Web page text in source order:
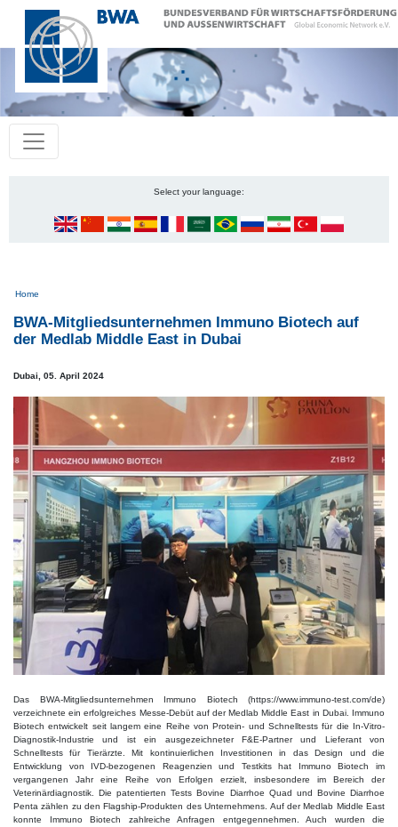
Select your language:
Pfadnavigation
Home
BWA-Mitgliedsunternehmen Immuno Biotech auf
der Medlab Middle East in Dubai
Dubai, 05. April 2024
Das BWA-Mitgliedsunternehmen Immuno Biotech (https://www.immuno-test.com/de)
verzeichnete ein erfolgreiches Messe-Debüt auf der Medlab Middle East in Dubai. Immuno
Biotech entwickelt seit langem eine Reihe von Protein- und Schnelltests für die In-Vitro-
Diagnostik-Industrie und ist ein ausgezeichneter F&E-Partner und Lieferant von
Schnelltests für Tierärzte. Mit kontinuierlichen Investitionen in das Design und die
Entwicklung von IVD-bezogenen Reagenzien und Testkits hat Immuno Biotech im
vergangenen Jahr eine Reihe von Erfolgen erzielt, insbesondere im Bereich der
Veterinärdiagnostik. Die patentierten Tests Bovine Diarrhoe Quad und Bovine Diarrhoe
Penta zählen zu den Flagship-Produkten des Unternehmens. Auf der Medlab Middle East
konnte Immuno Biotech zahlreiche Anfragen entgegennehmen. Auch wurden die